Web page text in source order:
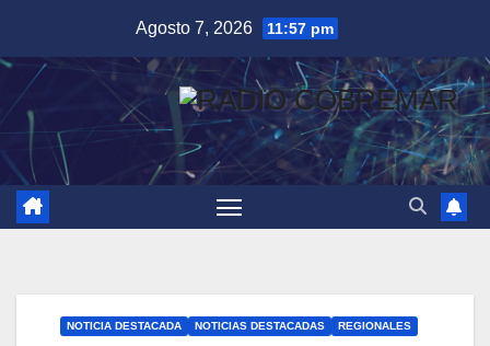
contenido
Agosto 7, 2026 11:57 pm
NOTICIA DESTACADA NOTICIAS DESTACADAS REGIONALES